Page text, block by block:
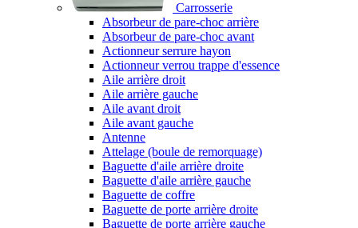
Carrosserie
Absorbeur de pare-choc arrière
Absorbeur de pare-choc avant
Actionneur serrure hayon
Actionneur verrou trappe d'essence
Aile arrière droit
Aile arrière gauche
Aile avant droit
Aile avant gauche
Antenne
Attelage (boule de remorquage)
Baguette d'aile arrière droite
Baguette d'aile arrière gauche
Baguette de coffre
Baguette de porte arrière droite
Baguette de porte arrière gauche